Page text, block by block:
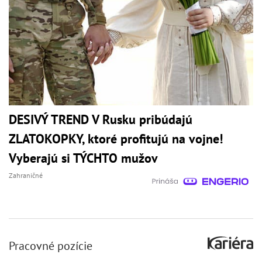
DESIVÝ TREND V Rusku pribúdajú
ZLATOKOPKY, ktoré profitujú na vojne!
Vyberajú si TÝCHTO mužov
Zahraničné
Pracovné pozície